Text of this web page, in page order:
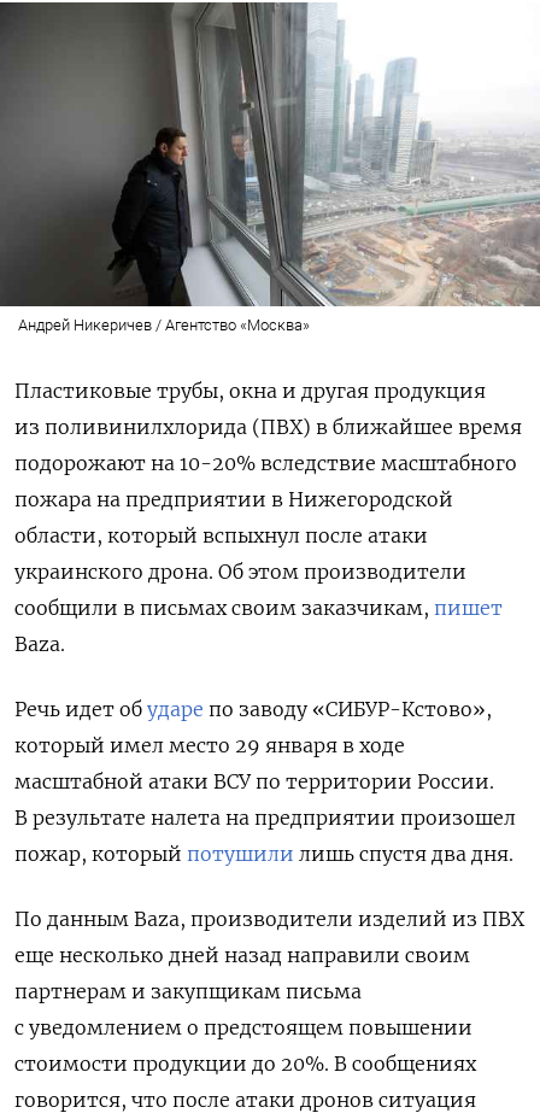
Андрей Никеричев / Агентство «Москва»
Пластиковые трубы, окна и другая продукция
из поливинилхлорида (ПВХ) в ближайшее время
подорожают на 10-20% вследствие масштабного
пожара на предприятии в Нижегородской
области, который вспыхнул после атаки
украинского дрона. Об этом производители
сообщили в письмах своим заказчикам, пишет
Baza.
Речь идет об ударе по заводу «СИБУР-Кстово»,
который имел место 29 января в ходе
масштабной атаки ВСУ по территории России.
В результате налета на предприятии произошел
пожар, который потушили лишь спустя два дня.
По данным Baza, производители изделий из ПВХ
еще несколько дней назад направили своим
партнерам и закупщикам письма
с уведомлением о предстоящем повышении
стоимости продукции до 20%. В сообщениях
говорится, что после атаки дронов ситуация